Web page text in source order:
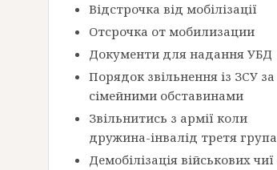
Відстрочка від мобілізації
Отсрочка от мобилизации
Документи для надання УБД
Порядок звільнення із ЗСУ за
сімейними обставинами
Звільнитись з армії коли
дружина-інвалід третя група
Демобілізація військових чиї